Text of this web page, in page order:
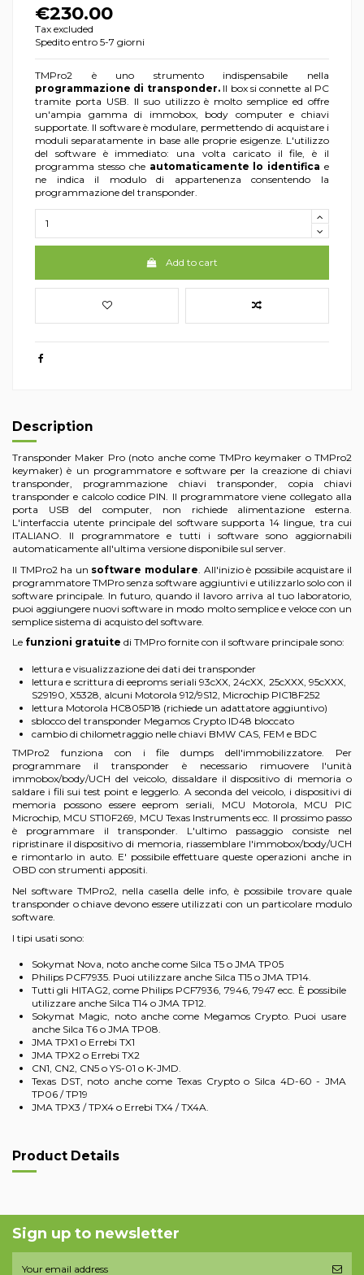
€230.00
Tax excluded
Spedito entro 5-7 giorni
TMPro2 è uno strumento indispensabile nella
programmazione di transponder.Il box si connette al PC
tramite porta USB. Il suo utilizzo è molto semplice ed offre
un'ampia gamma di immobox, body computer e chiavi
supportate. Il software è modulare, permettendo di acquistare i
moduli separatamente in base alle proprie esigenze. L'utilizzo
del software è immediato: una volta caricato il file, è il
programma stesso che automaticamente lo identifica e
ne indica il modulo di appartenenza consentendo la
programmazione del transponder.
Add to cart
Description
Transponder Maker Pro (noto anche come TMPro keymaker o TMPro2
keymaker) è un programmatore e software per la creazione di chiavi
transponder, programmazione chiavi transponder, copia chiavi
transponder e calcolo codice PIN. Il programmatore viene collegato alla
porta USB del computer, non richiede alimentazione esterna.
L'interfaccia utente principale del software supporta 14 lingue, tra cui
ITALIANO. Il programmatore e tutti i software sono aggiornabili
automaticamente all'ultima versione disponibile sul server.
Il TMPro2 ha un software modulare . All'inizio è possibile acquistare il
programmatore TMPro senza software aggiuntivi e utilizzarlo solo con il
software principale. In futuro, quando il lavoro arriva al tuo laboratorio,
puoi aggiungere nuovi software in modo molto semplice e veloce con un
semplice sistema di acquisto del software.
Le funzioni gratuite di TMPro fornite con il software principale sono:
lettura e visualizzazione dei dati dei transponder
lettura e scrittura di eeproms seriali 93cXX, 24cXX, 25cXXX, 95cXXX,
S29190, X5328, alcuni Motorola 912/9S12, Microchip PIC18F252
lettura Motorola HC805P18 (richiede un adattatore aggiuntivo)
sblocco del transponder Megamos Crypto ID48 bloccato
cambio di chilometraggio nelle chiavi BMW CAS, FEM e BDC
TMPro2 funziona con i file dumps dell'immobilizzatore. Per
programmare il transponder è necessario rimuovere l'unità
immobox/body/UCH del veicolo, dissaldare il dispositivo di memoria o
saldare i fili sui test point e leggerlo. A seconda del veicolo, i dispositivi di
memoria possono essere eeprom seriali, MCU Motorola, MCU PIC
Microchip, MCU ST10F269, MCU Texas Instruments ecc. Il prossimo passo
è programmare il transponder. L'ultimo passaggio consiste nel
ripristinare il dispositivo di memoria, riassemblare l'immobox/body/UCH
e rimontarlo in auto. E' possibile effettuare queste operazioni anche in
OBD con strumenti appositi.
Nel software TMPro2, nella casella delle info, è possibile trovare quale
transponder o chiave devono essere utilizzati con un particolare modulo
software.
I tipi usati sono:
Sokymat Nova, noto anche come Silca T5 o JMA TP05
Philips PCF7935. Puoi utilizzare anche Silca T15 o JMA TP14.
Tutti gli HITAG2, come Philips PCF7936, 7946, 7947 ecc. È possibile
utilizzare anche Silca T14 o JMA TP12.
Sokymat Magic, noto anche come Megamos Crypto. Puoi usare
anche Silca T6 o JMA TP08.
JMA TPX1 o Errebi TX1
JMA TPX2 o Errebi TX2
CN1, CN2, CN5 o YS-01 o K-JMD.
Texas DST, noto anche come Texas Crypto o Silca 4D-60 - JMA
TP06 / TP19
JMA TPX3 / TPX4 o Errebi TX4 / TX4A.
Product Details
Sign up to newsletter